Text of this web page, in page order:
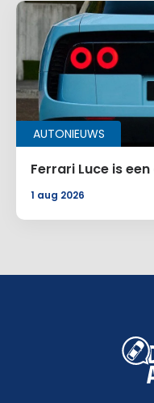
AUTONIEUWS
Ferrari Luce is
1 aug 2026